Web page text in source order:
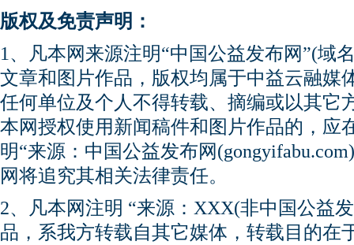
版权及免责声明：
1、凡本网来源注明“中国公益发布网”(域
文章和图片作品，版权均属于中益云融媒
任何单位及个人不得转载、摘编或以其它
本网授权使用新闻稿件和图片作品的，应
明“来源：中国公益发布网
网将追究其相关法律责任。
2、凡本网注明 “来源：XXX(非中国公益
品，系我方转载自其它媒体，转载目的在